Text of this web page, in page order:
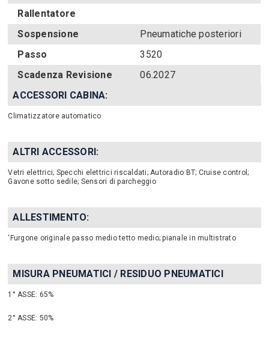
Rallentatore
Sospensione
Pneumatiche posteriori
Passo
3520
Scadenza Revisione
06.2027
ACCESSORI CABINA:
Climatizzatore automatico
ALTRI ACCESSORI:
Vetri elettrici; Specchi elettrici riscaldati; Autoradio BT; Cruise control;
Gavone sotto sedile; Sensori di parcheggio
ALLESTIMENTO:
‘Furgone originale passo medio tetto medio; pianale in multistrato
MISURA PNEUMATICI / RESIDUO PNEUMATICI
1° ASSE: 65%
2° ASSE: 50%